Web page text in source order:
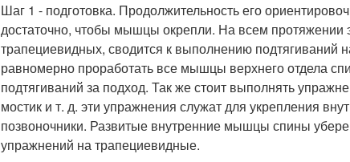
Шаг 1 - подготовка. Продолжительность его
достаточно, чтобы мышцы окрепли. На всем протяжении
трапециевидных, сводится к выполнению подтягиваний
равномерно проработать все мышцы верхнего отдела
подтягиваний за подход. Так же стоит выполнять
мостик и т. д. эти упражнения служат для укрепления
позвоночники. Развитые внутренние мышцы спины
упражнений на трапециевидные.